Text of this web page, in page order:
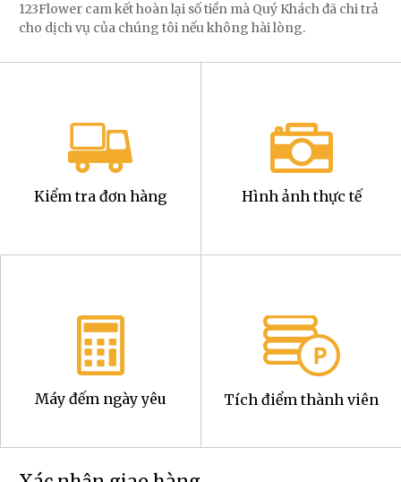
123Flower cam kết hoàn lại số tiền mà Quý Khách đã chi trả
cho dịch vụ của chúng tôi nếu không hài lòng.
Kiểm tra đơn hàng Hình ảnh thực tế
Máy đếm ngày yêu Tích điểm thành viên